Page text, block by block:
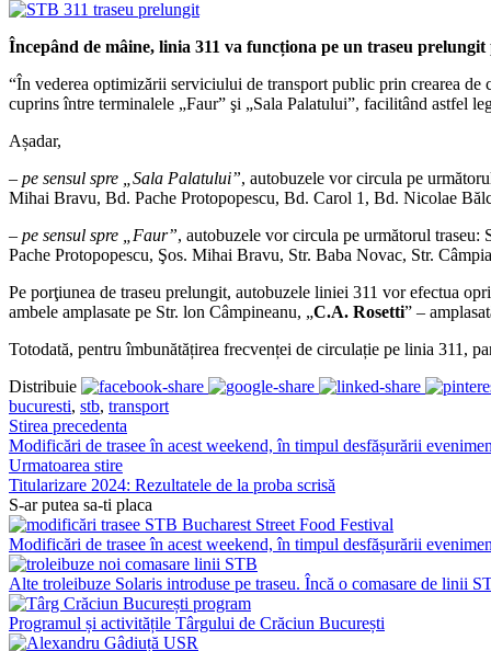
Începând de mâine, linia 311 va funcționa pe un traseu
“În vederea optimizării serviciului de transport public prin crearea
cuprins între terminalele „Faur” şi „Sala Palatului”, facilitând astfel
Așadar,
– pe sensul spre „Sala Palatului”, autobuzele vor circula pe
Mihai Bravu, Bd. Pache Protopopescu, Bd. Carol 1, Bd. Nicolae
– pe sensul spre „Faur”, autobuzele vor circula pe următorul
Pache Protopopescu, Şos. Mihai Bravu, Str. Baba Novac, Str.
Pe porţiunea de traseu prelungit, autobuzele liniei 311 vor efectua
ambele amplasate pe Str. lon Câmpineanu, „C.A. Rosetti” –
Totodată, pentru îmbunătățirea frecvenței de circulație pe linia 311,
Distribuie
bucuresti, stb, transport
Stirea precedenta
Modificări de trasee în acest weekend, în timpul desfășurării
Urmatoarea stire
Titularizare 2024: Rezultatele de la proba scrisă
S-ar putea sa-ti placa
Modificări de trasee în acest weekend, în timpul desfășurării
Alte troleibuze Solaris introduse pe traseu. Încă o comasare de linii
Programul și activitățile Târgului de Crăciun București